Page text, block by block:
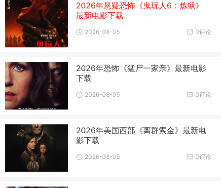
2026年悬疑恐怖《鬼玩人6：炼狱》
最新电影下载
0评论
2026-08-05
2026年恐怖《猛尸一家亲》最新电影
下载
0评论
2026-08-05
2026年美国西部《离群索金》最新电
影下载
0评论
2026-08-05